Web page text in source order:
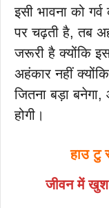
इसी भावना को
पर चढ़ती है, तब
जरूरी है क्योंकि
अहंकार नहीं
जितना बड़ा
होगी।
हाउ टु
जीवन में खुश